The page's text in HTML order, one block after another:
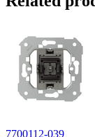
7700112-039